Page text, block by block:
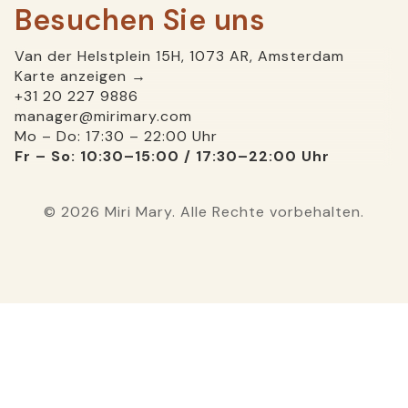
Flexible Morgen-, Mittag- und/oder
Abendschichten nach Absprache
Leistungen
Abwechslungsreiche Dienste
Nette Kollegen
Gehalt gemäß dem Tarifvertrag des
Gaststättengewerbes: 2.400 € – 2.700 €
Angenehmes Arbeitsklima und
Besuchen Sie uns
Van der Helstplein 15H, 1073 AR, Amsterdam
Karte anzeigen →
+31 20 227 9886
manager@mirimary.com
Mo – Do: 17:30 – 22:00 Uhr
Fr – So: 10:30–15:00 / 17:30–22:00 Uhr
© 2026 Miri Mary. Alle Rechte vorbehalten.